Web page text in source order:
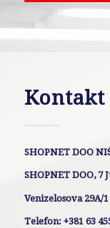
Kontakt
SHOPNET DOO
SHOPNET DOO, 7
Venizelosova 29A/
Telefon: +381 63